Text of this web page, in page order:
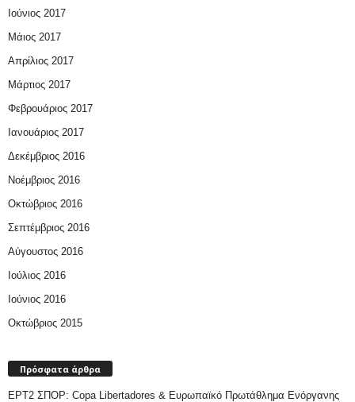
Ιούνιος 2017
Μάιος 2017
Απρίλιος 2017
Μάρτιος 2017
Φεβρουάριος 2017
Ιανουάριος 2017
Δεκέμβριος 2016
Νοέμβριος 2016
Οκτώβριος 2016
Σεπτέμβριος 2016
Αύγουστος 2016
Ιούλιος 2016
Ιούνιος 2016
Οκτώβριος 2015
Πρόσφατα άρθρα
ΕΡΤ2 ΣΠΟΡ: Copa Libertadores & Ευρωπαϊκό Πρωτάθλημα Ενόργανης